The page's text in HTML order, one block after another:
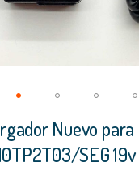
Nuevo
SEG